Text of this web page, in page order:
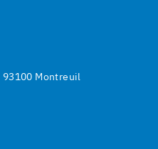
93100 Montreuil